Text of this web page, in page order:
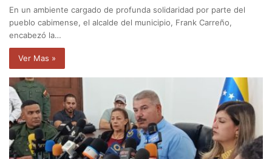
En un ambiente cargado de profunda solidaridad por parte del
pueblo cabimense, el alcalde del municipio, Frank Carreño,
encabezó la…
Ver Mas »